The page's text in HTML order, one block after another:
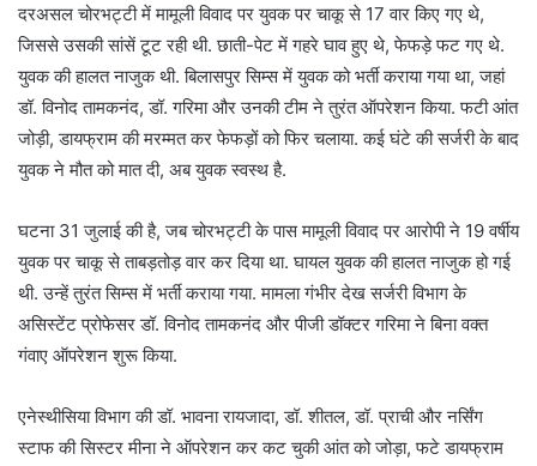
दरअसल चोरभट्टी में मामूली विवाद पर युवक पर चाकू से 17 वार किए गए थे,
जिससे उसकी सांसें टूट रही थी. छाती-पेट में गहरे घाव हुए थे, फेफड़े फट गए थे.
युवक की हालत नाजुक थी. बिलासपुर सिम्स में युवक को भर्ती कराया गया था, जहां
डॉ. विनोद तामकनंद, डॉ. गरिमा और उनकी टीम ने तुरंत ऑपरेशन किया. फटी आंत
जोड़ी, डायफ्राम की मरम्मत कर फेफड़ों को फिर चलाया. कई घंटे की सर्जरी के बाद
युवक ने मौत को मात दी, अब युवक स्वस्थ है.
घटना 31 जुलाई की है, जब चोरभट्टी के पास मामूली विवाद पर आरोपी ने 19 वर्षीय
युवक पर चाकू से ताबड़तोड़ वार कर दिया था. घायल युवक की हालत नाजुक हो गई
थी. उन्हें तुरंत सिम्स में भर्ती कराया गया. मामला गंभीर देख सर्जरी विभाग के
असिस्टेंट प्रोफेसर डॉ. विनोद तामकनंद और पीजी डॉक्टर गरिमा ने बिना वक्त
गंवाए ऑपरेशन शुरू किया.
एनेस्थीसिया विभाग की डॉ. भावना रायजादा, डॉ. शीतल, डॉ. प्राची और नर्सिंग
स्टाफ की सिस्टर मीना ने ऑपरेशन कर कट चुकी आंत को जोड़ा, फटे डायफ्राम